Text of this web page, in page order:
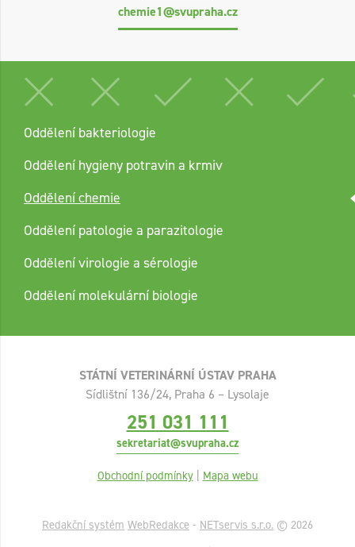
chemie1@svupraha.cz
Oddělení bakteriologie
Oddělení hygieny potravin a krmiv
Oddělení chemie
Oddělení patologie a parazitologie
Oddělení virologie a sérologie
Oddělení molekulární biologie
STÁTNÍ VETERINÁRNÍ ÚSTAV PRAHA
Sídlištní 136/24, Praha 6 – Lysolaje
251 031 111
sekretariat@svupraha.cz
Obchodní podmínky | Mapa webu
Redakční systém WebRedakce - NETservis s.r.o. © 2026